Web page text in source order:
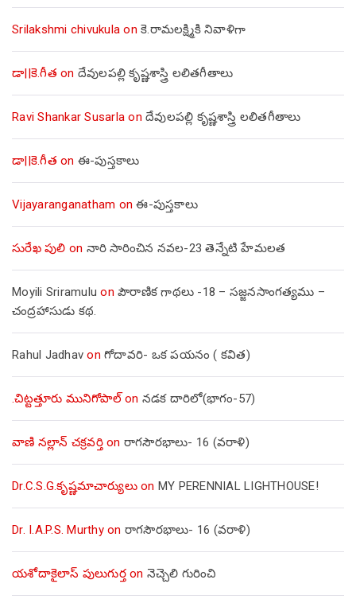
Srilakshmi chivukula on కె.రామలక్ష్మికి నివాళిగా
డా||కె.గీత on దేవులపల్లి కృష్ణశాస్త్రి లలితగీతాలు
Ravi Shankar Susarla on దేవులపల్లి కృష్ణశాస్త్రి లలితగీతాలు
డా||కె.గీత on ఈ-పుస్తకాలు
Vijayaranganatham onఈ-పుస్తకాలు
సురేఖ పులి on నారి సారించిన నవల-23 తెన్నేటి హేమలత
Moyili Sriramulu on పౌరాణిక గాథలు -18 – సజ్జనసాంగత్యము –
చంద్రహాసుడు కథ.
Rahul Jadhav on గోదావరి- ఒక పయనం ( కవిత)
.చిట్టత్తూరు మునిగోపాల్on నడక దారిలో(భాగం-57)
వాణి నల్లాన్ చక్రవర్తిon రాగసౌరభాలు- 16 (వరాళి)
Dr.C.S.G.కృష్ణమాచార్యులుon MY PERENNIAL LIGHTHOUSE!
Dr. I.A.P.S. Murthyon రాగసౌరభాలు- 16 (వరాళి)
యశోదాకైలాస్ పులుగుర్తon నెచ్చెలి గురించి